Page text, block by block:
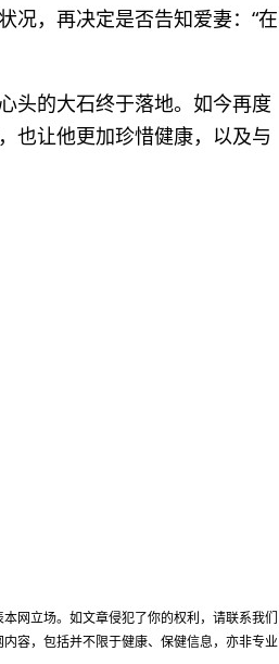
况，再决定是否告知爱妻：“在
头的大石终于落地。如今再度
也让他更加珍惜健康，以及与
网立场。如文章侵犯了你的权利，请联系我们
容，包括并不限于健康、保健信息，亦非专业